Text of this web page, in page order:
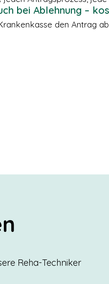
bei Ablehnung –
den Antrag
Reha-Techniker